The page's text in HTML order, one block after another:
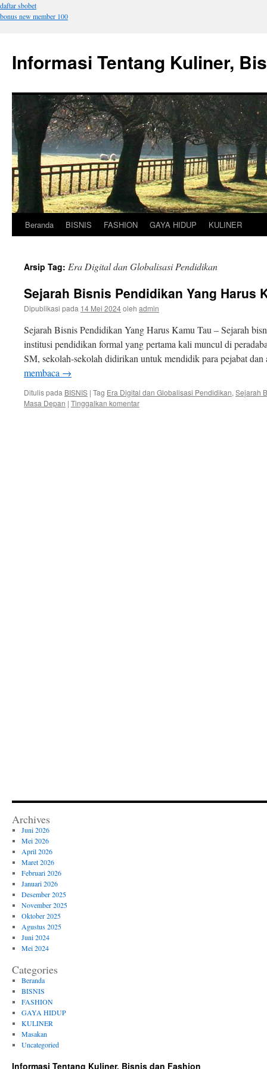
daftar sbobet
bonus new member 100
Informasi Tentang Kuliner,
Langsung
Beranda BISNIS FASHION GAYA HIDUP KULINER
Arsip Tag: Era Digital dan Globalisasi Pendidikan
Sejarah Bisnis Pendidikan Yang Harus
Dipublikasi pada 14 Mei 2024oleh admin
Sejarah Bisnis Pendidikan Yang Harus Kamu Tau – Sejarah
institusi pendidikan formal yang pertama kali muncul di
SM, sekolah-sekolah didirikan untuk mendidik para pejabat
membaca →
Ditulis pada BISNIS | Tag Era Digital dan Globalisasi Pendidikan, Sejarah
Masa Depan | Tinggalkan komentar
Archives
Juni 2026
Mei 2026
April 2026
Maret 2026
Februari 2026
Januari 2026
Desember 2025
November 2025
Oktober 2025
Agustus 2025
Juni 2024
Mei 2024
Categories
Beranda
BISNIS
FASHION
GAYA HIDUP
KULINER
Masakan
Uncategoried
Informasi Tentang Kuliner, Bisnis dan Fashion